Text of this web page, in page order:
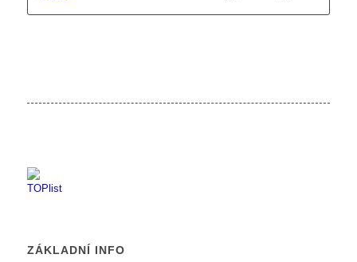
ZÁKLADNÍ INFO